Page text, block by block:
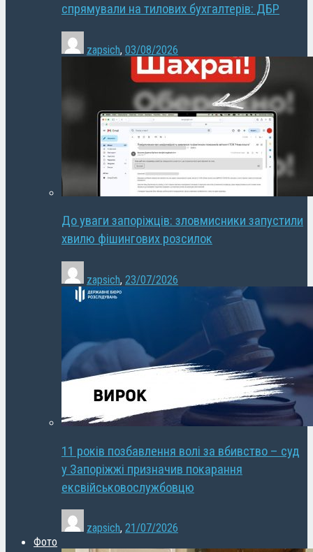
спрямували на тилових бухгалтерів: ДБР
zapsich, 03/08/2026
До уваги запоріжців: зловмисники запустили
хвилю фішингових розсилок
zapsich, 23/07/2026
11 років позбавлення волі за вбивство – суд
у Запоріжжі призначив покарання
ексвійськовослужбовцю
zapsich, 21/07/2026
Фото